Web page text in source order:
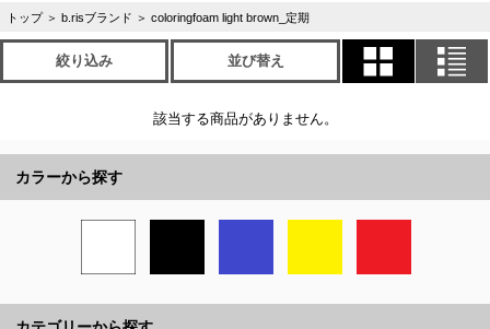
トップ ＞ b.risブランド ＞ coloringfoam light brown_定期
絞り込み 並び替え
該当する商品がありません。
カラーから探す